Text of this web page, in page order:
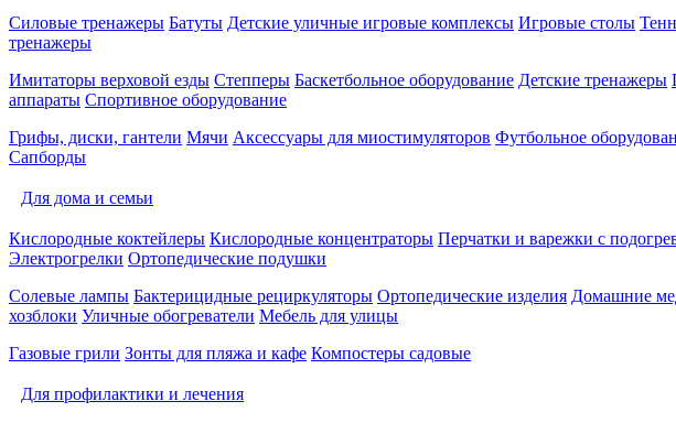
Силовые тренажеры Батуты Детские уличные игровые комплексы Игровые столы
тренажеры
Имитаторы верховой езды Степперы Баскетбольное оборудование Детские тренажеры
аппараты Спортивное оборудование
Грифы, диски, гантели Мячи Аксессуары для миостимуляторов Футбольное
Сапборды
Для дома и семьи
Кислородные коктейлеры Кислородные концентраторы Перчатки и варежки с
Электрогрелки Ортопедические подушки
Солевые лампы Бактерицидные рециркуляторы Ортопедические изделия Домашние
хозблоки Уличные обогреватели Мебель для улицы
Газовые грили Зонты для пляжа и кафе Компостеры садовые
Для профилактики и лечения